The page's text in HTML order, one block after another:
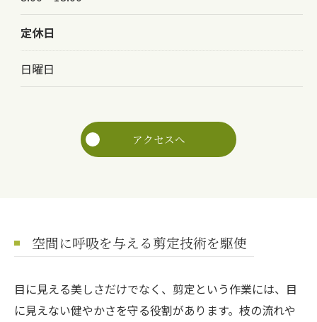
定休日
日曜日
アクセスへ
空間に呼吸を与える剪定技術を駆使
目に見える美しさだけでなく、剪定という作業には、目
に見えない健やかさを守る役割があります。枝の流れや